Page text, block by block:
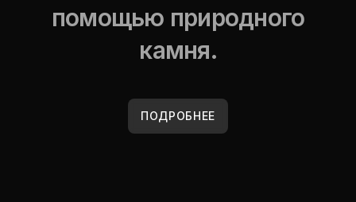
помощью природного
камня.
ПОДРОБНЕЕ